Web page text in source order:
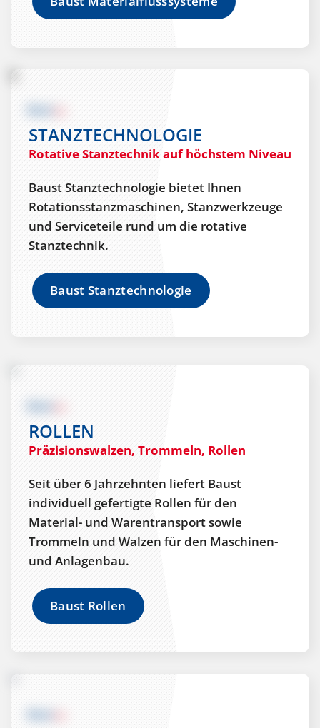
STANZTECHNOLOGIE
Rotative Stanztechnik auf höchstem Niveau
Baust Stanztechnologie bietet Ihnen
Rotationsstanzmaschinen, Stanzwerkzeuge
und Serviceteile rund um die rotative
Stanztechnik.
Baust Stanztechnologie
ROLLEN
Präzisionswalzen, Trommeln, Rollen
Seit über 6 Jahrzehnten liefert Baust
individuell gefertigte Rollen für den
Material- und Warentransport sowie
Trommeln und Walzen für den Maschinen-
und Anlagenbau.
Baust Rollen